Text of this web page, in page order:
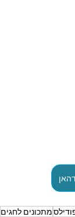
מתכונים לחגים